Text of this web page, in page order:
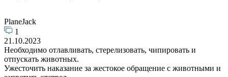
PlaneJack
1
21.10.2023
Необходимо отлавливать, стерелизовать, чипировать и
отпускать животных.
Ужесточить наказание за жестокое обращение с животными и